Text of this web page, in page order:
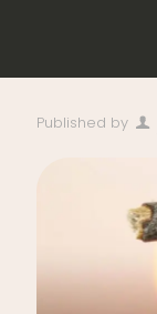
Published by